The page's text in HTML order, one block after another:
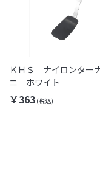
ＫＨＳ ナイロンター
ニ ホワイト
￥363